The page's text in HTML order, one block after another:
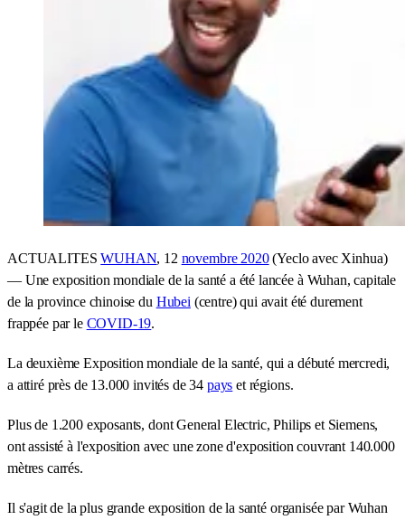
ACTUALITESWUHAN, 12 novembre 2020(Yeclo avec Xinhua)
— Une exposition mondiale de la santé a été lancée à Wuhan, capitale
de la province chinoise du Hubei (centre) qui avait été durement
frappée par le COVID-19.
La deuxième Exposition mondiale de la santé, qui a débuté mercredi,
a attiré près de 13.000 invités de 34 pays et régions.
Plus de 1.200 exposants, dont General Electric, Philips et Siemens,
ont assisté à l'exposition avec une zone d'exposition couvrant 140.000
mètres carrés.
Il s'agit de la plus grande exposition de la santé organisée par Wuhan